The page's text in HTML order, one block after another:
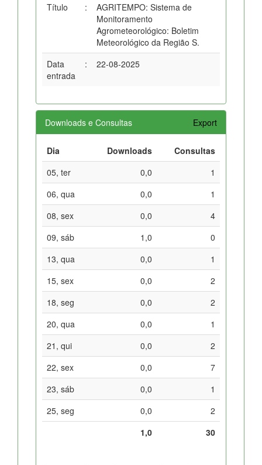
Título :
AGRITEMPO: Sistema de
Monitoramento
Agrometeorológico: Boletim
Meteorológico da Região S.
Data
entrada
: 22-08-2025
Downloads e Consultas Export
Dia Downloads
Consultas
05, ter
0,0
1
06, qua
0,0
1
08, sex
0,0
4
09, sáb
1,0
0
13, qua
0,0
1
15, sex
0,0
2
18, seg
0,0
2
20, qua
0,0
1
21, qui
0,0
2
22, sex
0,0
7
23, sáb
0,0
1
25, seg
0,0
2
1,0
30